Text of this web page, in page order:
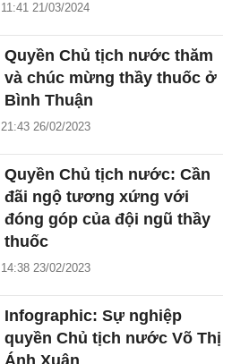
11:41 21/03/2024
Quyền Chủ tịch nước thăm
và chúc mừng thầy thuốc ở
Bình Thuận
21:43 26/02/2023
Quyền Chủ tịch nước: Cần
đãi ngộ tương xứng với
đóng góp của đội ngũ thầy
thuốc
14:38 23/02/2023
Infographic: Sự nghiệp
quyền Chủ tịch nước Võ Thị